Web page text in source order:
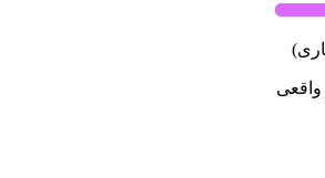
واقعی